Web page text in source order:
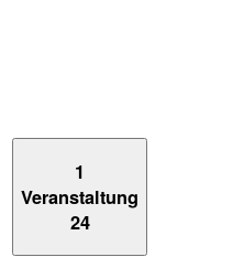
1
Veranstaltung
24